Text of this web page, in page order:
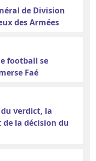
de Division
des Armées
football se
Faé
du verdict, la
de la décision du